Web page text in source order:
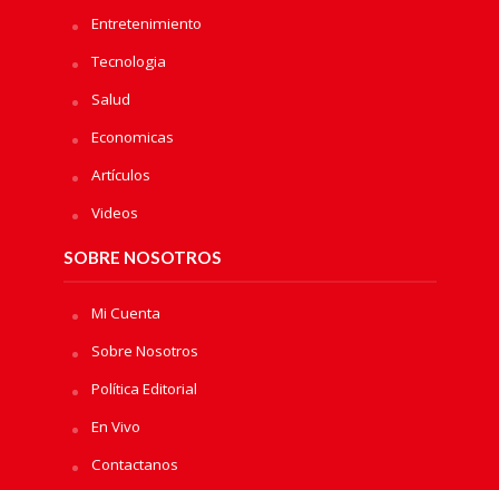
Entretenimiento
Tecnologia
Salud
Economicas
Artículos
Videos
SOBRE NOSOTROS
Mi Cuenta
Sobre Nosotros
Política Editorial
En Vivo
Contactanos